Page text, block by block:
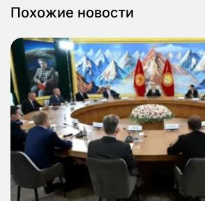
Похожие новости